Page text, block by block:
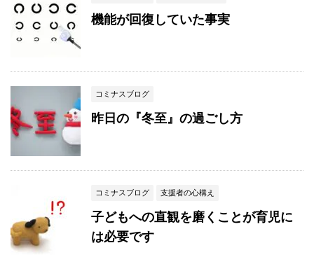
機能が回復していた事実
コミナスブログ
昨日の『冬至』の過ごし方
コミナスブログ 支援者の心構え
子どもへの直観を磨くことが育児に
は必要です